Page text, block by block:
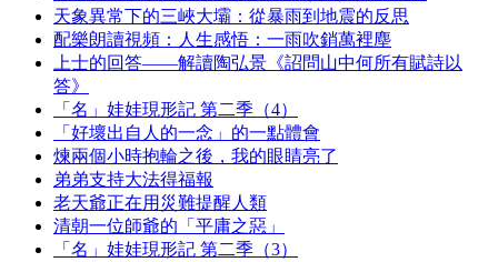
天象異常下的三峽大壩：從暴雨到地震的反思
配樂朗讀視頻：人生感悟：一雨吹銷萬裡塵
上士的回答——解讀陶弘景《詔問山中何所有賦詩以
答》
「名」娃娃現形記 第二季（4）
「好壞出自人的一念」的一點體會
煉兩個小時抱輪之後，我的眼睛亮了
弟弟支持大法得福報
老天爺正在用災難提醒人類
清朝一位師爺的「平庸之惡」
「名」娃娃現形記 第二季（3）